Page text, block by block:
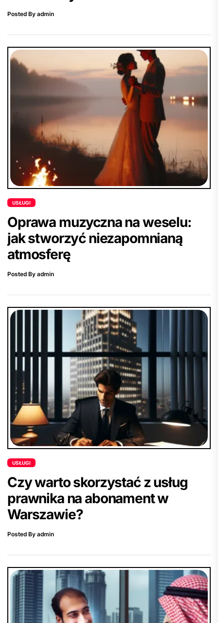
Posted By admin
USŁUGI
Oprawa muzyczna na weselu:
jak stworzyć niezapomnianą
atmosferę
Posted By admin
USŁUGI
Czy warto skorzystać z usług
prawnika na abonament w
Warszawie?
Posted By admin